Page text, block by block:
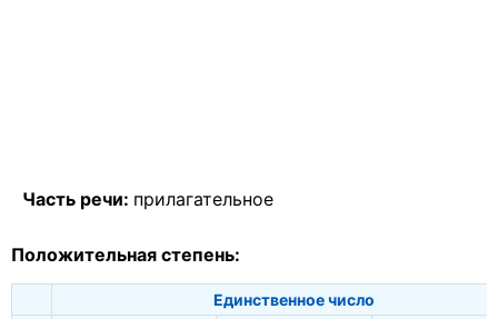
Часть речи: прилагательное
Положительная степень:
Единственное число